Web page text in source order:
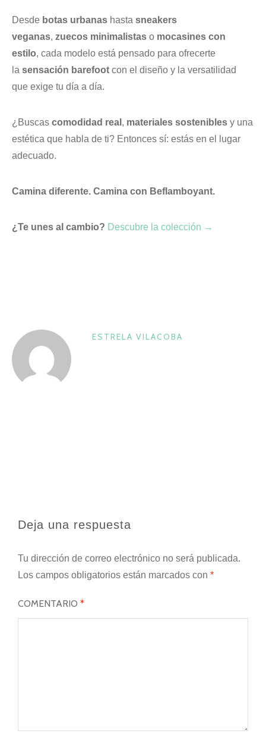
Desde botas urbanas hasta sneakers
veganas, zuecos minimalistas o mocasines con
estilo, cada modelo está pensado para ofrecerte
la sensación barefoot con el diseño y la versatilidad
que exige tu día a día.
¿Buscas comodidad real , materiales sostenibles y una
estética que habla de ti? Entonces sí: estás en el lugar
adecuado.
Camina diferente. Camina con Beflamboyant.
¿Te unes al cambio? Descubre la colección →
ESTRELA VILACOBA
Deja una respuesta
Tu dirección de correo electrónico no será publicada.
Los campos obligatorios están marcados con *
COMENTARIO *